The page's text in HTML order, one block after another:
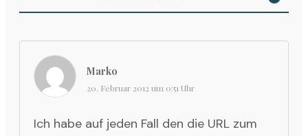
Marko
20. Februar 2012 um 0:51 Uhr
Ich habe auf jeden Fall den die URL zum